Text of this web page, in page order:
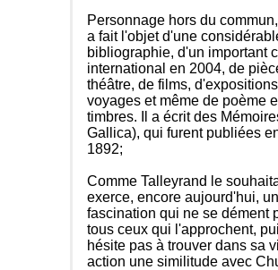
Personnage hors du
a fait l'objet d'une
bibliographie, d'un important
international en 2004, de
théâtre, de films,
voyages et même de poème
timbres. Il a écrit des
Gallica), qui furent publiées
1892;
Comme Talleyrand le
exerce, encore aujourd'hui,
fascination qui ne se dément
tous ceux qui l'approchent,
hésite pas à trouver dans sa
action une similitude avec